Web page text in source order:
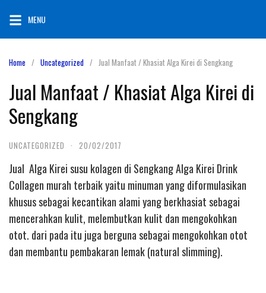
content
MENU
Home Uncategorized Jual Manfaat / Khasiat Alga Kirei di Sengkang
Jual Manfaat / Khasiat Alga Kirei di
Sengkang
UNCATEGORIZED · 20/02/2017
Jual Alga Kirei susu kolagen di Sengkang Alga Kirei Drink
Collagen murah terbaik yaitu minuman yang diformulasikan
khusus sebagai kecantikan alami yang berkhasiat sebagai
mencerahkan kulit, melembutkan kulit dan mengokohkan
otot. dari pada itu juga berguna sebagai mengokohkan otot
dan membantu pembakaran lemak (natural slimming).